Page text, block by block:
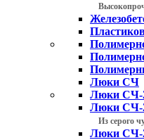
Люки СЧ
Люки СЧ-
Люки СЧ-
Из серого
Люки СЧ-